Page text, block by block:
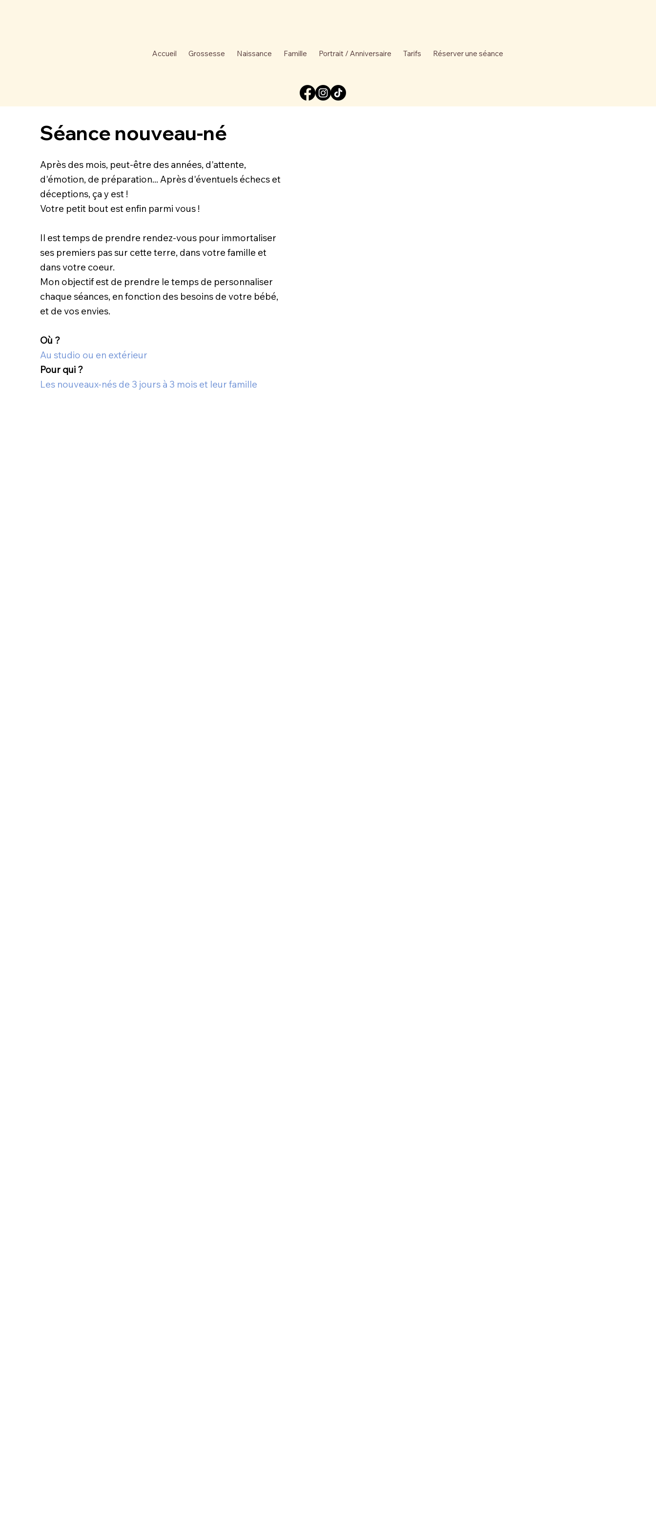
Accueil Grossesse Naissance Famille Portrait / Anniversaire Tarifs Réserver une séance
Après des mois, peut-être des années, d'attente,
d'émotion, de préparation... Après d'éventuels échecs et
déceptions, ça y est !
Votre petit bout est enfin parmi vous !
Il est temps de prendre rendez-vous pour immortaliser
ses premiers pas sur cette terre, dans votre famille et
dans votre coeur.
Mon objectif est de prendre le temps de personnaliser
chaque séances, en fonction des besoins de votre bébé,
et de vos envies.
Où ?
Au studio ou en extérieur
Pour qui ?
Les nouveaux-nés de 3 jours à 3 mois et leur famille
Séance nouveau-né